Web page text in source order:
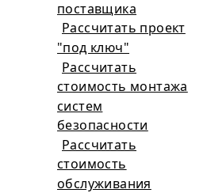
поставщика
Рассчитать проект
"под ключ"
Рассчитать
стоимость монтажа
систем
безопасности
Рассчитать
стоимость
обслуживания